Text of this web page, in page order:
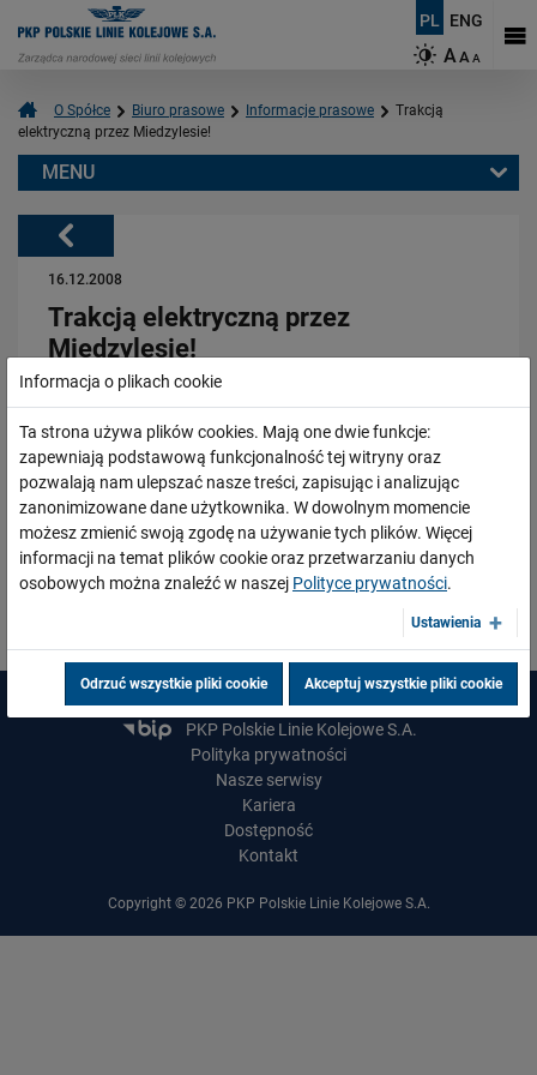
PL ENG
AAA
O Spółce Biuro prasowe Informacje prasowe
Trakcją
elektryczną przez Miedzylesie!
Powrót
16.12.2008
Trakcją elektryczną przez
Miedzylesie!
W Międzylesiu 16 grudnia 2008 r. uroczyście kończy się
zadanie "Modernizacja układu torowego i elektryfikacja
linii kolejowej CE-59 na odcinku Międzylesie-Granica
Państwa"
więcej.....
MENU
06.08.2026
Budujemy nowoczesną kolej na Kaszubach [FOTOGALERIA]
PRZECZYTAJ
Dzięki KPO kolej zmieniła Limanową
Zamówienia publiczne
PKP Polskie Linie Kolejowe S.A.
Polityka prywatności
Nasze serwisy
Kariera
Dostępność
Kontakt
Copyright © 2026 PKP Polskie Linie Kolejowe S.A.
Informacja o plikach cookie
Ta strona używa plików cookies. Mają one dwie funkcje:
zapewniają podstawową funkcjonalność tej witryny oraz
pozwalają nam ulepszać nasze treści, zapisując i analizując
zanonimizowane dane użytkownika. W dowolnym momencie
możesz zmienić swoją zgodę na używanie tych plików. Więcej
informacji na temat plików cookie oraz przetwarzaniu danych
osobowych można znaleźć w naszej Polityce prywatności.
Ustawienia
Odrzuć wszystkie pliki cookie Akceptuj wszystkie pliki cookie